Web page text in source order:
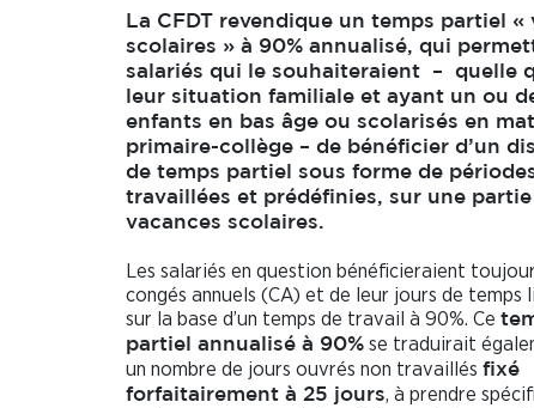
La CFDT revendique un temps partiel «
scolaires » à 90% annualisé, qui
salariés qui le souhaiteraient – quelle
leur situation familiale et ayant un ou
enfants en bas âge ou scolarisés en
primaire-collège – de bénéficier d’un
de temps partiel sous forme de
travaillées et prédéfinies, sur une partie
vacances scolaires.
Les salariés en question bénéficieraient
congés annuels (CA) et de leur jours de temps
sur la base d’un temps de travail à 90%. Ce
partiel annualisé à 90% se traduirait
un nombre de jours ouvrés non travaillés fixé
forfaitairement à 25 jours, à prendre